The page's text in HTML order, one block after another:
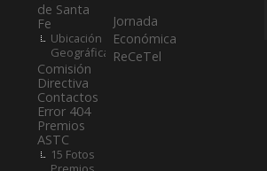
de Santa
Fe
Ubicación
Geográfica
Comisión
Directiva
Contactos
Error 404
Premios
ASTC
15 Fotos
Jornada
Económica
ReCeTel